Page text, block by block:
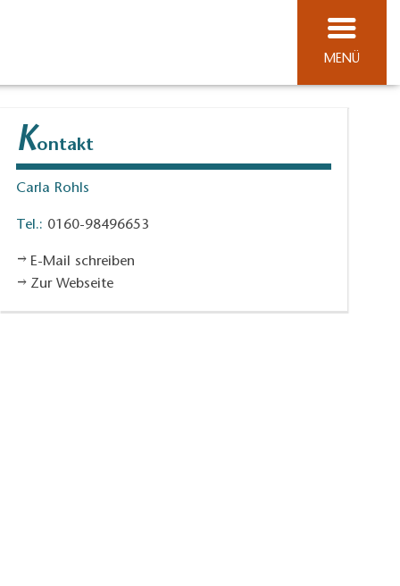
MENÜ
Kontakt
Carla Rohls
Tel.: 0160-98496653
E-Mail schreiben
Zur Webseite